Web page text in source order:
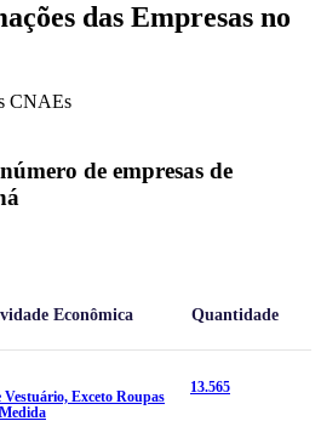
das Empresas no
CNAEs
de empresas de
Econômica Quantidade
Vestuário, Exceto Roupas
13.565